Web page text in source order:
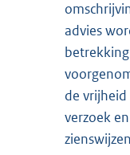
advies
de
verzoek